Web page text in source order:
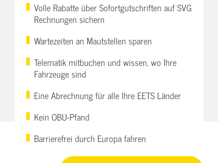
Volle Rabatte über Sofortgutschriften auf SVG
Rechnungen sichern
Wartezeiten an Mautstellen sparen
Telematik mitbuchen und wissen, wo Ihre
Fahrzeuge sind
Eine Abrechnung für alle Ihre EETS Länder
Kein OBU-Pfand
Barrierefrei durch Europa fahren